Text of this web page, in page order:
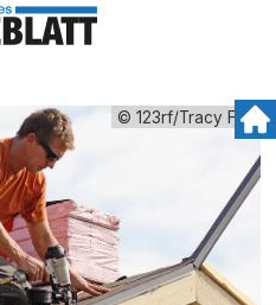
© 123rf/Tracy Fox